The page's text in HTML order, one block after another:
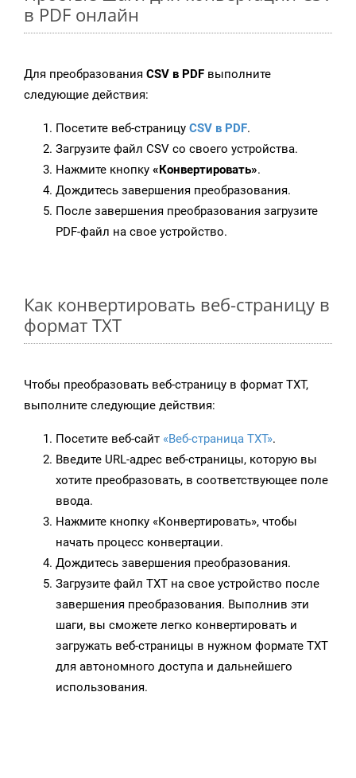
в PDF онлайн
Для преобразования CSV в PDF выполните
следующие действия:
Посетите веб-страницу CSV в PDF.
Загрузите файл CSV со своего устройства.
Нажмите кнопку «Конвертировать».
Дождитесь завершения преобразования.
После завершения преобразования загрузите
PDF-файл на свое устройство.
Как конвертировать веб-страницу в
формат TXT
Чтобы преобразовать веб-страницу в формат TXT,
выполните следующие действия:
Посетите веб-сайт «Веб-страница TXT».
Введите URL-адрес веб-страницы, которую вы
хотите преобразовать, в соответствующее поле
ввода.
Нажмите кнопку «Конвертировать», чтобы
начать процесс конвертации.
Дождитесь завершения преобразования.
Загрузите файл TXT на свое устройство после
завершения преобразования. Выполнив эти
шаги, вы сможете легко конвертировать и
загружать веб-страницы в нужном формате TXT
для автономного доступа и дальнейшего
использования.